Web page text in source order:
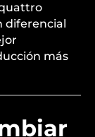
diferencial
más